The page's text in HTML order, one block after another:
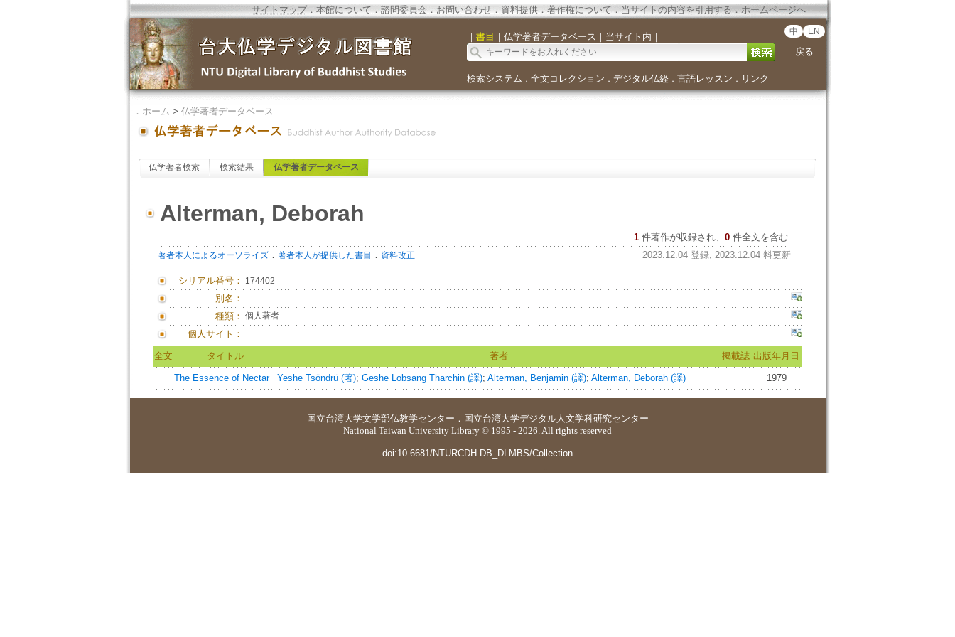
サイトマップ．本館について．諮問委員会． お問い合わせ． 資料提供．著作権について．当サイトの内容を引用する．ホームページへ
｜ 書目 ｜ 仏学著者データベース ｜ 当サイト内 ｜ 中 EN
戻る
検索システム ． 全文コレクション ． デジタル仏経． 言語レッスン ． リンク
． ホーム > 仏学著者データベース
仏学著者検索 検索結果 仏学著者データベース
Alterman, Deborah
1 件著作が収録され、 0件全文を含む
著者本人によるオーソライズ． 著者本人が提供した書目 ． 資料改正 2023.12.04 登録, 2023.12.04 料更新
シリアル番号： 174402
別名：
種類： 個人著者
個人サイト：
全文 タイトル 著者 掲載誌 出版年月日
The Essence of Nectar Yeshe Tsöndrü (著); Geshe Lobsang Tharchin (譯); Alterman, Benjamin (譯); Alterman, Deborah (譯) 1979
国立台湾大学文学部仏教学センター ． 国立台湾大学デジタル人文学科研究センター
National Taiwan University Library © 1995 - 2026. All rights reserved
doi:10.6681/NTURCDH.DB_DLMBS/Collection